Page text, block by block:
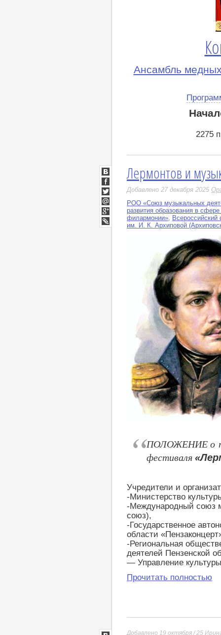
Ансамбль
2275
Лермонтов и
Добавлено 27 декабря 2025
РОО «Союз музыкальных
развития образования в
филармонии»
им. И. К. Архиповой
ПОЛОЖЕНИЕ о
фестиваля
Учредители и
-Министерство
-Международный союз
союз),
-Государственное
области
-Региональная
деятелей Пензенской
— Управление
Прочитать полностью
ВКонтакте
Facebook
Twitter
Мой
Мир
Google+
LiveJournal
Добавлено 19 октября / 25